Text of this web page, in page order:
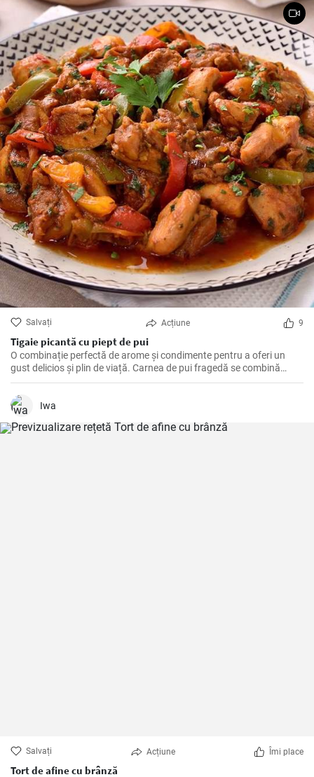
Salvați Acțiune 9
Tigaie picantă cu piept de pui
O combinație perfectă de arome și condimente pentru a oferi un
gust delicios și plin de viață. Carnea de pui fragedă se combină
perfect cu ardeii gras și iute, iar aromele de curry, ghimbir și chimen
oferă o notă exotexotică și bogată.
Iwa
Salvați Acțiune Îmi place
Tort de afine cu brânză